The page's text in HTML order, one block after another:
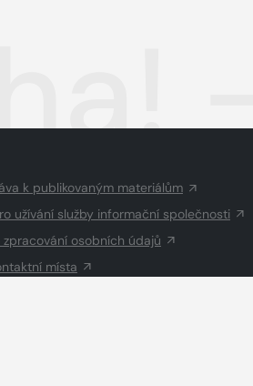
k publikovaným materiálům
užívání služby informační společnosti
osobních údajů
místa